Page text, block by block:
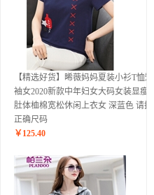
【精选好货】晞薇妈妈夏装小衫T恤短
袖女2020新款中年妇女大码女装显瘦遮
肚体桖棉宽松休闲上衣女 深蓝色 请拍
正确尺码
￥ 125.40